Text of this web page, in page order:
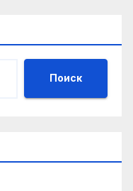
Поиск